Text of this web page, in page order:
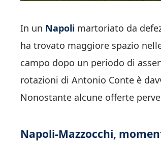
In un Napoli martoriato da
ha trovato maggiore spazio
campo dopo un periodo di
rotazioni di Antonio Conte è
Nonostante alcune offerte
Napoli-Mazzocchi,